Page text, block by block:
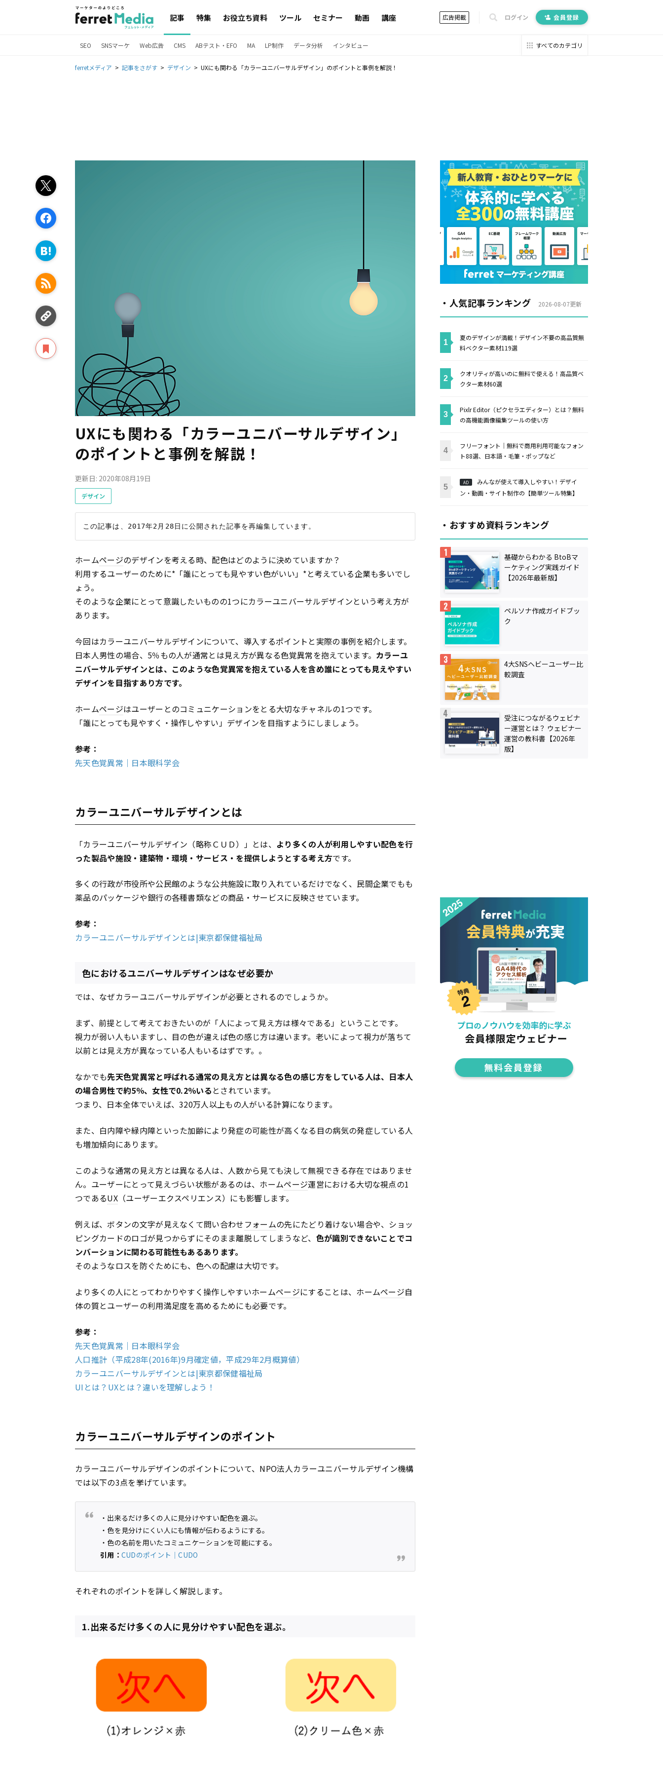
記事 特集 お役立ち資料 ツール セミナー 動画 講座 広告掲載 ログイン 会員登録
SEO SNSマーケ Web広告 CMS ABテスト・EFO MA LP制作 データ分析 インタビュー すべてのカテゴリ
ferretメディア 記事をさがす デザイン UXにも関わる「カラーユニバーサルデザイン」のポイントと事例を解説！
UXにも関わる「カラーユニバーサルデザイン」
のポイントと事例を解説！
更新日: 2020年08月19日
デザイン
ホームページのデザインを考える時、配色はどのように決めていますか？
利用するユーザーのために*「誰にとっても見やすい色がいい」*と考えている企業も多いでし
ょう。
そのような企業にとって意識したいものの1つにカラーユニバーサルデザインという考え方が
あります。
今回はカラーユニバーサルデザインについて、導入するポイントと実際の事例を紹介します。
日本人男性の場合、5％もの人が通常とは見え方が異なる色覚異常を抱えています。 カラーユ
ニバーサルデザインとは、このような色覚異常を抱えている人を含め誰にとっても見えやすい
デザインを目指すあり方です。
ホームページはユーザーとのコミュニケーションをとる大切なチャネルの1つです。
「誰にとっても見やすく・操作しやすい」デザインを目指すようにしましょう。
参考：
先天色覚異常｜日本眼科学会
カラーユニバーサルデザインとは
「カラーユニバーサルデザイン（略称ＣＵＤ）」とは、 より多くの人が利用しやすい配色を行
った製品や施設・建築物・環境・サービス・を提供しようとする考え方です。
多くの行政が市役所や公民館のような公共施設に取り入れているだけでなく、民間企業でもも
薬品のパッケージや銀行の各種書類などの商品・サービスに反映させています。
参考：
カラーユニバーサルデザインとは|東京都保健福祉局
色におけるユニバーサルデザインはなぜ必要か
では、なぜカラーユニバーサルデザインが必要とされるのでしょうか。
まず、前提として考えておきたいのが「人によって見え方は様々である」ということです。
視力が弱い人もいますし、目の色が違えば色の感じ方は違います。老いによって視力が落ちて
以前とは見え方が異なっている人もいるはずです。。
なかでも先天色覚異常と呼ばれる通常の見え方とは異なる色の感じ方をしている人は、日本人
の場合男性で約5％、女性で0.2％いる とされています。
つまり、日本全体でいえば、320万人以上もの人がいる計算になります。
また、白内障や緑内障といった加齢により発症の可能性が高くなる目の病気の発症している人
も増加傾向にあります。
このような通常の見え方とは異なる人は、人数から見ても決して無視できる存在ではありませ
ん。ユーザーにとって見えづらい状態があるのは、ホームページ運営における大切な視点の1
つであるUX（ユーザーエクスペリエンス）にも影響します。
例えば、ボタンの文字が見えなくて問い合わせフォームの先にたどり着けない場合や、ショッ
ピングカードのロゴが見つからずにそのまま離脱してしまうなど、 色が識別できないことでコ
ンバーションに関わる可能性もあるあります。
そのようなロスを防ぐためにも、色への配慮は大切です。
より多くの人にとってわかりやすく操作しやすいホームページにすることは、ホームページ自
体の質とユーザーの利用満足度を高めるためにも必要です。
参考：
先天色覚異常｜日本眼科学会
人口推計（平成28年(2016年)9月確定値，平成29年2月概算値）
カラーユニバーサルデザインとは|東京都保健福祉局
UIとは？UXとは？違いを理解しよう！
カラーユニバーサルデザインのポイント
カラーユニバーサルデザインのポイントについて、NPO法人カラーユニバーサルデザイン機構
では以下の3点を挙げています。
・出来るだけ多くの人に見分けやすい配色を選ぶ。
・色を見分けにくい人にも情報が伝わるようにする。
・色の名前を用いたコミュニケーションを可能にする。
引用： CUDのポイント｜CUDO
それぞれのポイントを詳しく解説します。
1.出来るだけ多くの人に見分けやすい配色を選ぶ。
・人気記事ランキング 2026-08-07更新
夏のデザインが満載！デザイン不要の高品質無
料ベクター素材119選
クオリティが高いのに無料で使える！高品質ベ
クター素材60選
Pixlr Editor（ピクセラエディター）とは？無料
の高機能画像編集ツールの使い方
フリーフォント｜無料で商用利用可能なフォン
ト88選、日本語・毛筆・ポップなど
AD
みんなが使えて導入しやすい！デザイ
ン・動画・サイト制作の【簡単ツール特集】
・おすすめ資料ランキング
基礎からわかる BtoBマ
ーケティング実践ガイド
【2026年最新版】
ペルソナ作成ガイドブッ
ク
4大SNSヘビーユーザー比
較調査
受注につながるウェビナ
ー運営とは？ ウェビナー
運営の教科書【2026年
版】